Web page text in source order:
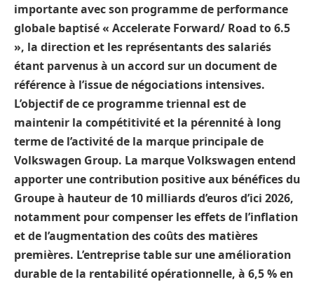
importante avec son programme de performance
globale baptisé « Accelerate Forward/ Road to 6.5
», la direction et les représentants des salariés
étant parvenus à un accord sur un document de
référence à l’issue de négociations intensives.
L’objectif de ce programme triennal est de
maintenir la compétitivité et la pérennité à long
terme de l’activité de la marque principale de
Volkswagen Group. La marque Volkswagen entend
apporter une contribution positive aux bénéfices du
Groupe à hauteur de 10 milliards d’euros d’ici 2026,
notamment pour compenser les effets de l’inflation
et de l’augmentation des coûts des matières
premières. L’entreprise table sur une amélioration
durable de la rentabilité opérationnelle, à 6,5 % en